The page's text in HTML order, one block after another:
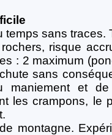
temps sans traces.
risque
: 2 maximum
sans
maniement et
les crampons, le
montagne.